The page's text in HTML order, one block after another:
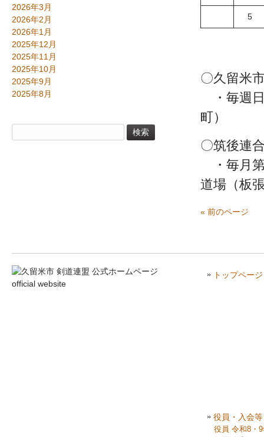
5
〇久留米
・毎週
町）
〇筑後連
・毎月
道場（板
« 前のページ
2026年3月
2026年2月
2026年1月
2025年12月
2025年11月
2025年10月
2025年9月
2025年8月
索:
トップページ
役員・入会等
役員 令和8・